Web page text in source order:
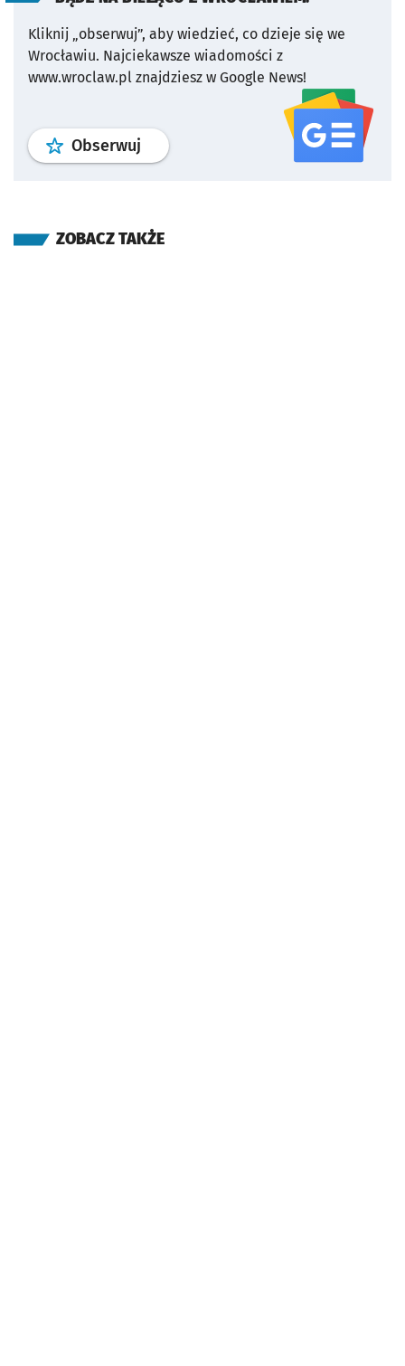
Kliknij „obserwuj”, aby wiedzieć, co dzieje się we
Wrocławiu. Najciekawsze wiadomości z
www.wroclaw.pl znajdziesz w Google News!
Obserwuj profil serwisu
ZOBACZ TAKŻE